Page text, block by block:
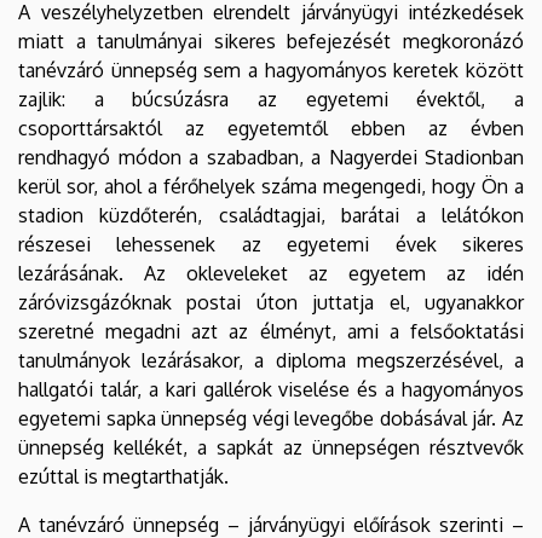
A veszélyhelyzetben elrendelt járványügyi intézkedések
miatt a tanulmányai sikeres befejezését megkoronázó
tanévzáró ünnepség sem a hagyományos keretek között
zajlik: a búcsúzásra az egyetemi évektől, a
csoporttársaktól az egyetemtől ebben az évben
rendhagyó módon a szabadban, a Nagyerdei Stadionban
kerül sor, ahol a férőhelyek száma megengedi, hogy Ön a
stadion küzdőterén, családtagjai, barátai a lelátókon
részesei lehessenek az egyetemi évek sikeres
lezárásának. Az okleveleket az egyetem az idén
záróvizsgázóknak postai úton juttatja el, ugyanakkor
szeretné megadni azt az élményt, ami a felsőoktatási
tanulmányok lezárásakor, a diploma megszerzésével, a
hallgatói talár, a kari gallérok viselése és a hagyományos
egyetemi sapka ünnepség végi levegőbe dobásával jár. Az
ünnepség kellékét, a sapkát az ünnepségen résztvevők
ezúttal is megtarthatják.
A tanévzáró ünnepség – járványügyi előírások szerinti –